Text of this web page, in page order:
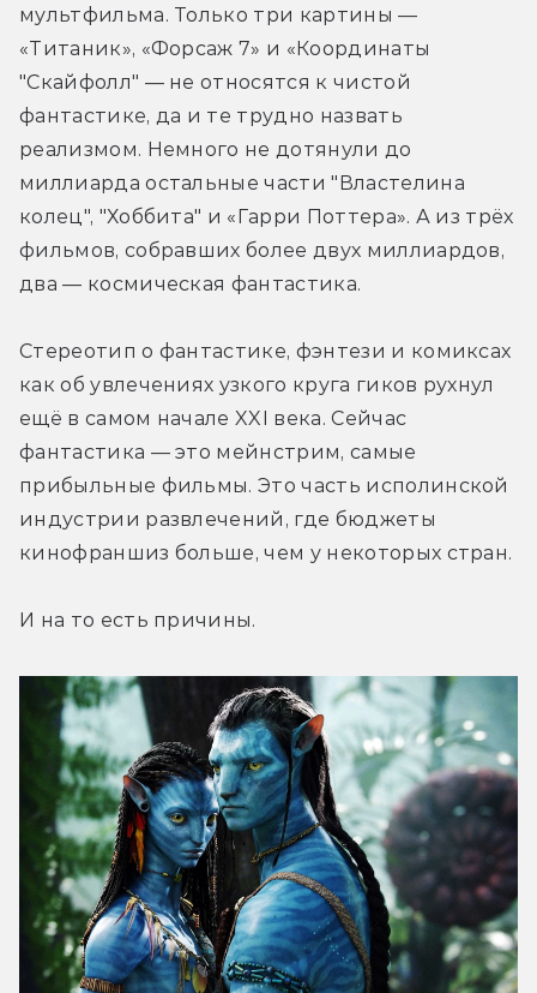
мультфильма. Только три картины —
«Титаник», «Форсаж 7» и «Координаты
"Скайфолл" — не относятся к чистой
фантастике, да и те трудно назвать
реализмом. Немного не дотянули до
миллиарда остальные части "Властелина
колец", "Хоббита" и «Гарри Поттера». А из трёх
фильмов, собравших более двух миллиардов,
два — космическая фантастика.
Стереотип о фантастике, фэнтези и комиксах
как об увлечениях узкого круга гиков рухнул
ещё в самом начале XXI века. Сейчас
фантастика — это мейнстрим, самые
прибыльные фильмы. Это часть исполинской
индустрии развлечений, где бюджеты
кинофраншиз больше, чем у некоторых стран.
И на то есть причины.